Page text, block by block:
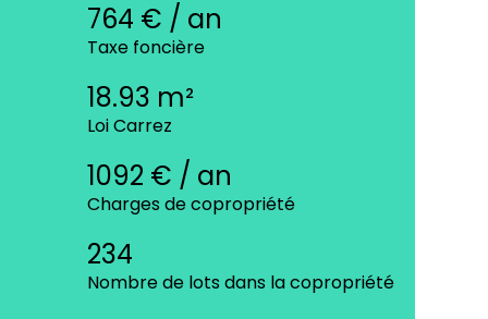
764 € / an
Taxe foncière
18.93 m²
Loi Carrez
1092 € / an
Charges de copropriété
234
Nombre de lots dans la copropriété